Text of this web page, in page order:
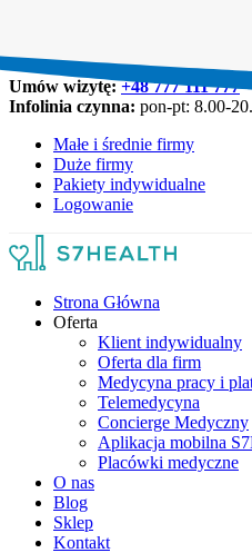
Umów wizytę:+48 777 111 777
Infolinia czynna: pon-pt: 8.00-
Małe i średnie firmy
Duże firmy
Pakiety indywidualne
Logowanie
Strona Główna
Oferta
Klient indywidualny
Oferta dla firm
Medycyna pracy i
Telemedycyna
Concierge Medyczny
Aplikacja mobilna
Placówki medyczne
O nas
Blog
Sklep
Kontakt